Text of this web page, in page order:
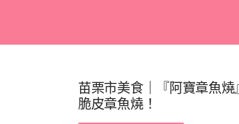
苗栗市美食｜『阿寶章魚
脆皮章魚燒！